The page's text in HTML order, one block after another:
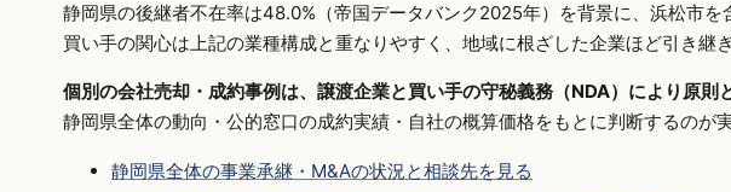
静岡県の後継者不在率は48.0%（帝国データバンク2025年）を背景に、浜松市
買い手の関心は上記の業種構成と重なりやすく、地域に根ざした企業ほど引き継
個別の会社売却・成約事例は、譲渡企業と買い手の守秘義務（NDA）により原則
静岡県全体の動向・公的窓口の成約実績・自社の概算価格をもとに判断するのが
静岡県全体の事業承継・M&Aの状況と相談先を見る